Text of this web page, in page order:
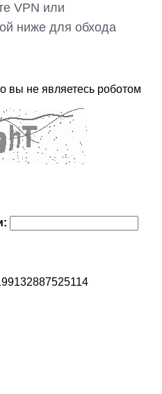
VPN или
ниже для обхода
вы не являетесь роботом